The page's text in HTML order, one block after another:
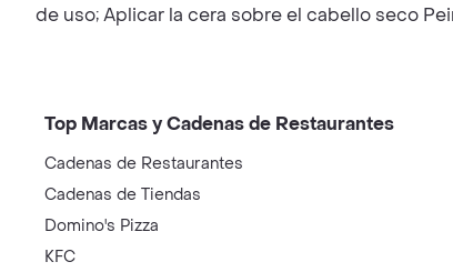
de uso; Aplicar la cera sobre el cabello seco
Top Marcas y Cadenas de Restaurantes
Cadenas de Restaurantes
Cadenas de Tiendas
Domino's Pizza
KFC